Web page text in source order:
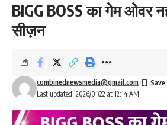
BIGG BOSS का गेम ओवर
सीज़न
Last updated: 2026/01/22 at 12:14 AM
combinednewsmedia@gmail.com